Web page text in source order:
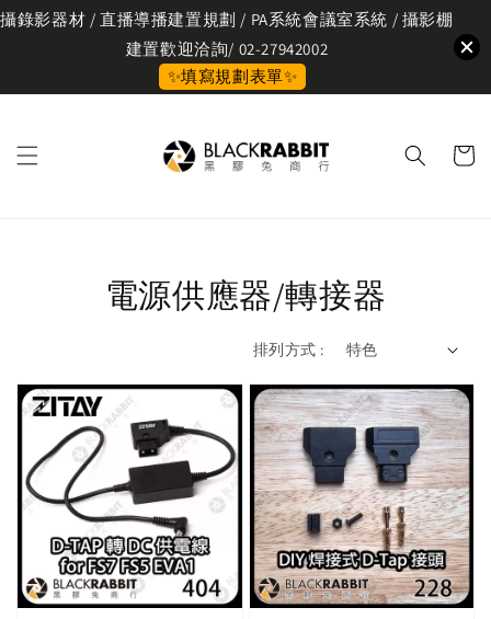
攝錄影器材 / 直播導播建置規劃 / PA系統會議室系統 / 攝影棚
建置歡迎洽詢/ 02-27942002
✨填寫規劃表單✨
電源供應器/轉接器
排列方式 :